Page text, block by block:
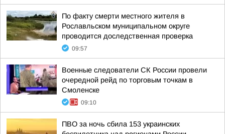
По факту смерти местного жителя в
Рославльском муниципальном округе
проводится доследственная проверка
09:57
Военные следователи СК России провели
очередной рейд по торговым точкам в
Смоленске
09:10
ПВО за ночь сбила 153 украинских